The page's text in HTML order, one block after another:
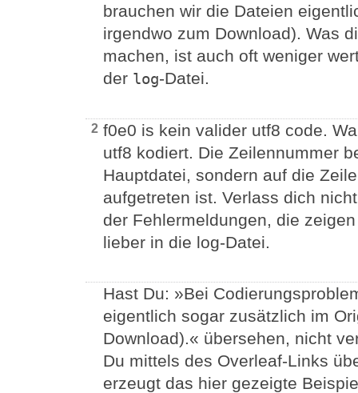
brauchen wir die Dateien
irgendwo zum Download). Was
machen, ist auch oft weniger
der log-Datei.
2 f0e0 is kein valider utf8 code.
utf8 kodiert. Die Zeilennummer
Hauptdatei, sondern auf die
aufgetreten ist. Verlass dich
der Fehlermeldungen, die
lieber in die log-Datei.
Hast Du: »Bei
eigentlich sogar zusätzlich im
Download).« übersehen, nicht
Du mittels des Overleaf-Links
erzeugt das hier gezeigte